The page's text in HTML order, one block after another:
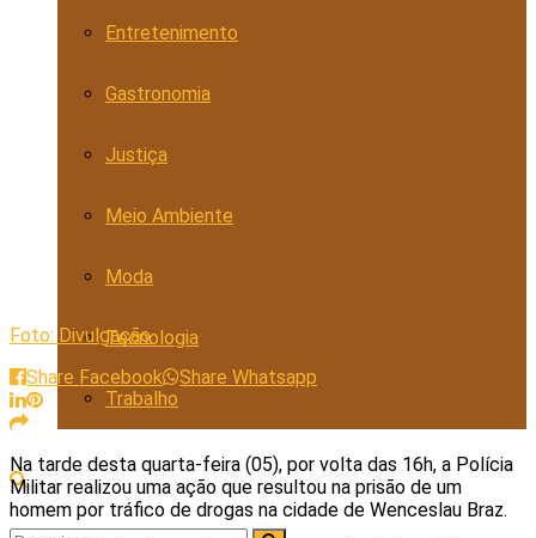
Entretenimento
Gastronomia
Justiça
Meio Ambiente
Moda
Tecnologia
Trabalho
Foto: Divulgação
Share Facebook
Share Whatsapp
Na tarde desta quarta-feira (05), por volta das 16h, a Polícia
Militar realizou uma ação que resultou na prisão de um
homem por tráfico de drogas na cidade de Wenceslau Braz.